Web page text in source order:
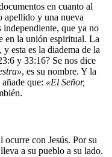
en cuanto al
apellido y una nueva
que ya no
en la unión espiritual. La
esta es la diadema de la
y 33:16? Se nos dice
, es su nombre. Y la
que: «El Señor,
con Jesús. Por su
a su pueblo a su lado.